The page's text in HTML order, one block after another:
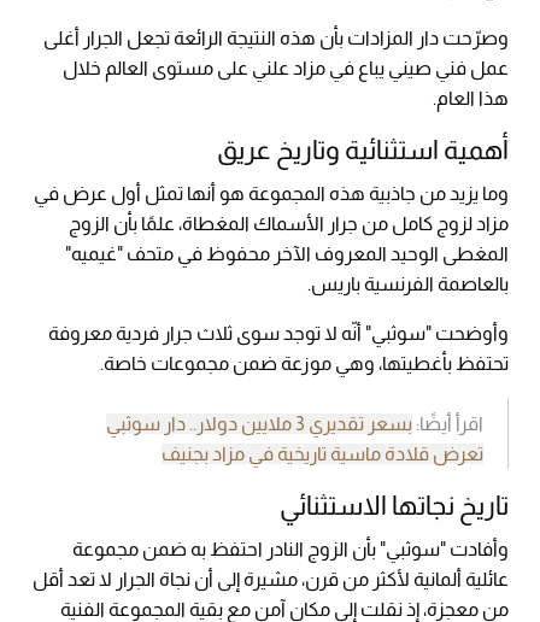
وصرّحت دار المزادات بأن هذه النتيجة الرائعة تجعل الجرار أغلى
عمل فني صيني يباع في مزاد علني على مستوى العالم خلال
هذا العام.
أهمية استثنائية وتاريخ عريق
وما يزيد من جاذبية هذه المجموعة هو أنها تمثل أول عرض في
مزاد لزوج كامل من جرار الأسماك المغطاة، علمًا بأن الزوج
المغطى الوحيد المعروف الآخر محفوظ في متحف "غيميه"
بالعاصمة الفرنسية باريس.
وأوضحت "سوثبي" أنّه لا توجد سوى ثلاث جرار فردية معروفة
تحتفظ بأغطيتها، وهي موزعة ضمن مجموعات خاصة.
اقرأ أيضًا:
بسعر تقديري 3 ملايين دولار.. دار سوثبي
تعرض قلادة ماسية تاريخية في مزاد بجنيف
تاريخ نجاتها الاستثنائي
وأفادت "سوثبي" بأن الزوج النادر احتفظ به ضمن مجموعة
عائلية ألمانية لأكثر من قرن، مشيرة إلى أن نجاة الجرار لا تعد أقل
من معجزة، إذ نقلت إلى مكان آمن مع بقية المجموعة الفنية